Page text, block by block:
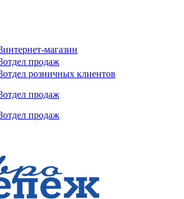
интернет-магазин
отдел продаж
отдел розничных клиентов
отдел продаж
отдел продаж